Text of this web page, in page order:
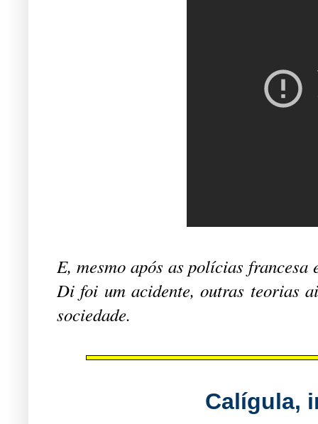
E, mesmo após as polícias
Di foi um acidente, outras teorias
sociedade.
Calígula,